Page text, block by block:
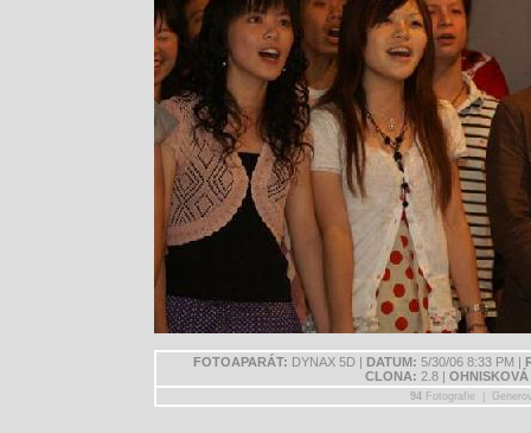
FOTOAPARÁT: DYNAX 5D | DATUM: 5/30/06 8:33 PM |
CLONA: 2.8 |
94Fotografie |